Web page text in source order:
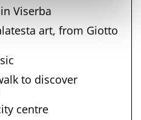
Viserba
art, from Giotto
to discover
centre